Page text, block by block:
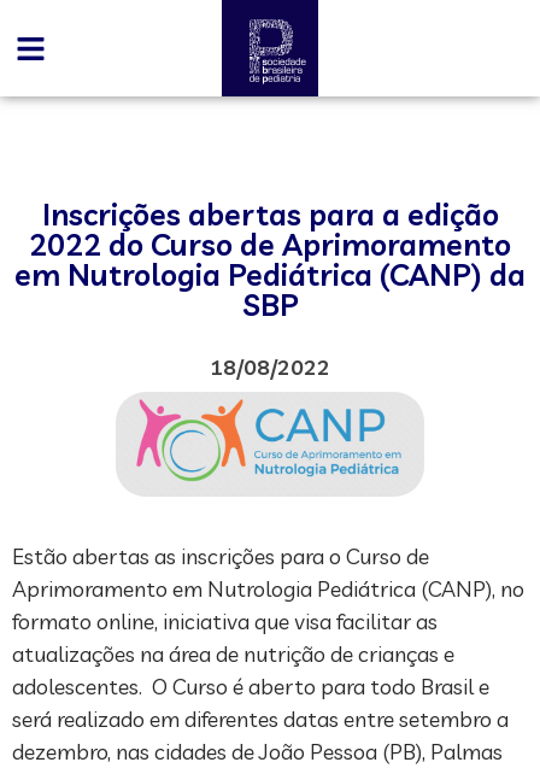
Inscrições abertas para a edição
2022 do Curso de Aprimoramento
em Nutrologia Pediátrica (CANP) da
SBP
18/08/2022
Estão abertas as inscrições para o Curso de
Aprimoramento em Nutrologia Pediátrica (CANP), no
formato online, iniciativa que visa facilitar as
atualizações na área de nutrição de crianças e
adolescentes. O Curso é aberto para todo Brasil e
será realizado em diferentes datas entre setembro a
dezembro, nas cidades de João Pessoa (PB), Palmas